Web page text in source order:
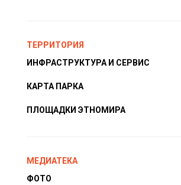
ТЕРРИТОРИЯ
ИНФРАСТРУКТУРА И СЕРВИС
КАРТА ПАРКА
ПЛОЩАДКИ ЭТНОМИРА
МЕДИАТЕКА
ФОТО